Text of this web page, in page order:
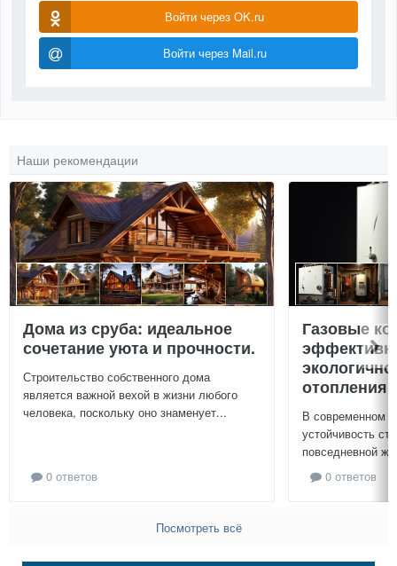
Войти через OK.ru
Войти через Mail.ru
Наши рекомендации
Дома из сруба: идеальное
сочетание уюта и прочности.
Строительство собственного дома
является важной вехой в жизни любого
человека, поскольку оно знаменует...
0 ответов
Газовые
отопления
В современном
устойчивость
повседневной
0 ответов
Посмотреть всё